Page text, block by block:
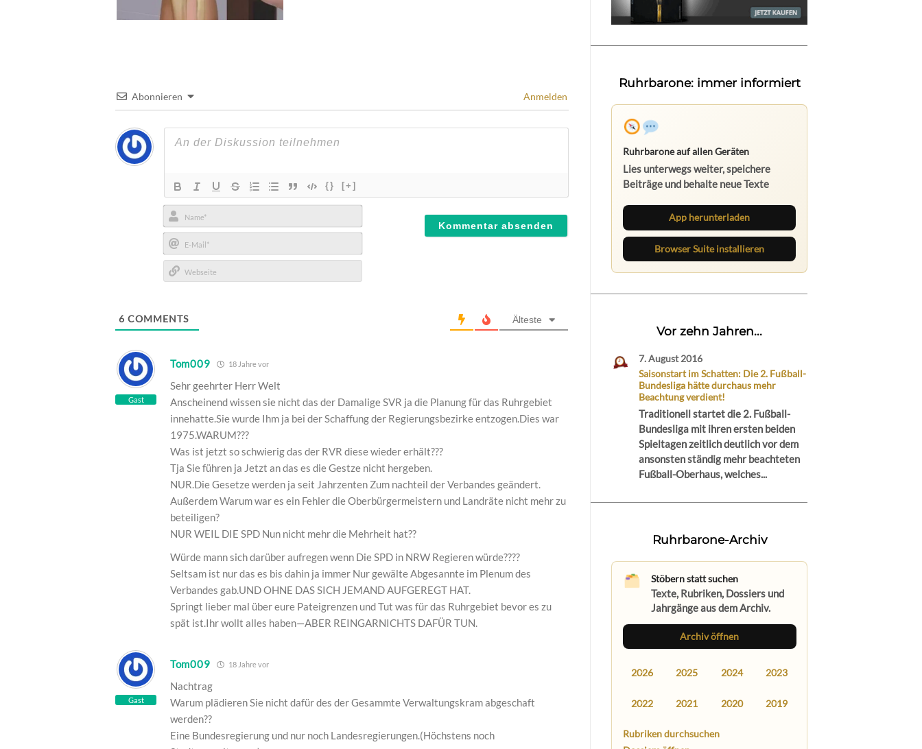
Abonnieren Anmelden
{} [+]
Name*
E-
Mail*
6 COMMENTS Älteste
Gast
Tom009 18 Jahre vor
Sehr geehrter Herr Welt
Anscheinend wissen sie nicht das der Damalige SVR ja die Planung für das Ruhrgebiet
innehatte.Sie wurde Ihm ja bei der Schaffung der Regierungsbezirke entzogen.Dies war
1975.WARUM???
Was ist jetzt so schwierig das der RVR diese wieder erhält???
Tja Sie führen ja Jetzt an das es die Gestze nicht hergeben.
NUR.Die Gesetze werden ja seit Jahrzenten Zum nachteil der Verbandes geändert.
Außerdem Warum war es ein Fehler die Oberbürgermeistern und Landräte nicht mehr zu
beteiligen?
NUR WEIL DIE SPD Nun nicht mehr die Mehrheit hat??
Würde mann sich darüber aufregen wenn Die SPD in NRW Regieren würde????
Seltsam ist nur das es bis dahin ja immer Nur gewälte Abgesannte im Plenum des
Verbandes gab.UND OHNE DAS SICH JEMAND AUFGEREGT HAT.
Springt lieber mal über eure Pateigrenzen und Tut was für das Ruhrgebiet bevor es zu
spät ist.Ihr wollt alles haben—ABER REINGARNICHTS DAFÜR TUN.
Gast
Tom009 18 Jahre vor
Nachtrag
Warum plädieren Sie nicht dafür des der Gesammte Verwaltungskram abgeschaft
werden??
Eine Bundesregierung und nur noch Landesregierungen.(Höchstens noch
Ruhrbarone: immer informiert
Ruhrbarone auf allen Geräten
Lies unterwegs weiter, speichere
Beiträge und behalte neue Texte
App herunterladen
Browser Suite installieren
Vor zehn Jahren...
7. August 2016
Saisonstart im Schatten: Die 2. Fußball-
Bundesliga hätte durchaus mehr
Beachtung verdient!
Traditionell startet die 2. Fußball-
Bundesliga mit ihren ersten beiden
Spieltagen zeitlich deutlich vor dem
ansonsten ständig mehr beachteten
Fußball-Oberhaus, welches...
Ruhrbarone-Archiv
Stöbern statt suchen
Texte, Rubriken, Dossiers und
Jahrgänge aus dem Archiv.
Archiv öffnen
2026 2025 2024 2023
2022 2021 2020 2019
Rubriken durchsuchen